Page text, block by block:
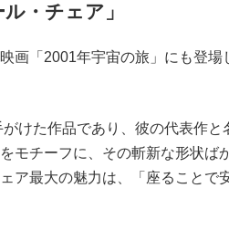
・チェア」
画「2001年宇宙の旅」にも登場
けた作品であり、彼の代表作と
モチーフに、その斬新な形状ば
ア最大の魅力は、「座ることで